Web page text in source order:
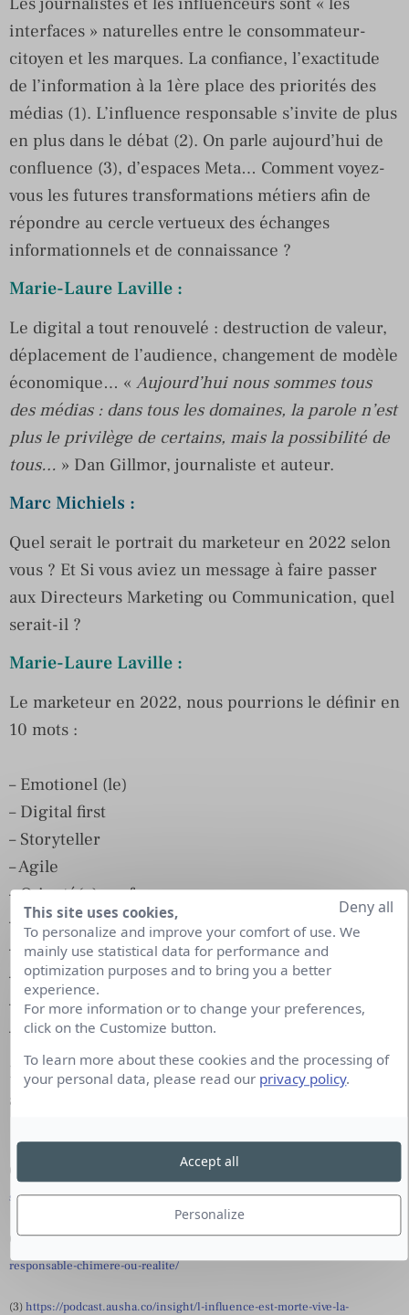
interfaces » naturelles entre le consommateur-
citoyen et les marques. La confiance, l’exactitude
de l’information à la 1ère place des priorités des
médias (1). L’influence responsable s’invite de plus
en plus dans le débat (2). On parle aujourd’hui de
confluence (3), d’espaces Meta… Comment voyez-
vous les futures transformations métiers afin de
répondre au cercle vertueux des échanges
informationnels et de connaissance ?
Marie-Laure Laville :
Le digital a tout renouvelé : destruction de valeur,
déplacement de l’audience, changement de modèle
économique… « Aujourd’hui nous sommes tous
des médias : dans tous les domaines, la parole n’est
plus le privilège de certains, mais la possibilité de
tous… » Dan Gillmor, journaliste et auteur.
Marc Michiels :
Quel serait le portrait du marketeur en 2022 selon
vous ? Et Si vous aviez un message à faire passer
aux Directeurs Marketing ou Communication, quel
serait-il ?
Marie-Laure Laville :
Le marketeur en 2022, nous pourrions le définir en
10 mots :
– Emotionel (le)
– Digital first
– Storyteller
– Agile
– Orienté(e) performance
– Disruptif
– Éclaireur
– Audacieux
– Hijacker
– RSE
En alerte permanente, réactif, différent, anglé,
audacieux, connecté 24h/24 sur les réseaux.
(1)
https://www.culture-rp.com/relations-presse-medias/impact-de-la-crise-
sanitaire-sur-le-metier-de-journaliste/
(2)https://www.culture-rp.com/strategie-dinfluence/linfluence-
responsable-chimere-ou-realite/
(3)https://podcast.ausha.co/insight/l-influence-est-morte-vive-la-
This site uses cookies,
To personalize and improve your comfort of use. We
mainly use statistical data for performance and
optimization purposes and to bring you a better
experience.
For more information or to change your preferences,
click on the Customize button.
To learn more about these cookies and the processing of
your personal data, please read our privacy policy.
Personalize
Deny all
Accept all